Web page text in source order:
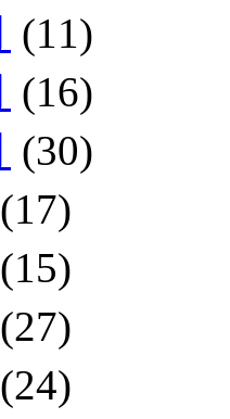
(11)
(16)
(30)
(17)
(15)
(27)
(24)